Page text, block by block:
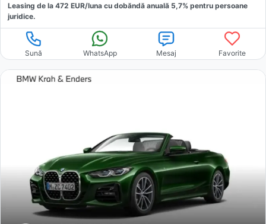
Leasing de la 472 EUR/luna cu dobăndă anuală 5,7% pentru persoane
juridice.
Sună WhatsApp Mesaj Favorite